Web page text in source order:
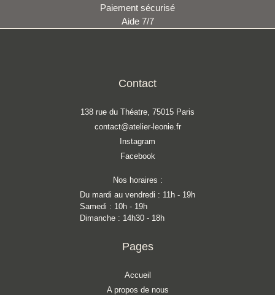
Paiement sécurisé
Aide 7/7
Contact
138 rue du Théatre, 75015 Paris
contact@atelier-leonie.fr
Instagram
Facebook
Nos horaires :
Du mardi au vendredi : 11h - 19h
Samedi : 10h - 19h
Dimanche : 14h30 - 18h
Pages
Accueil
A propos de nous